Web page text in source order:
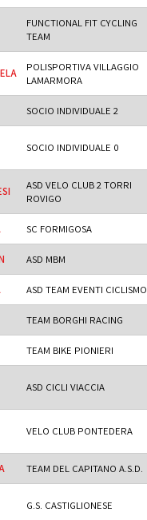
FUNCTIONAL FIT CYCLING
TEAM
POLISPORTIVA VILLAGGIO
LAMARMORA
SOCIO INDIVIDUALE 2
SOCIO INDIVIDUALE 0
ASD VELO CLUB 2 TORRI
ROVIGO
SC FORMIGOSA
ASD MBM
ASD TEAM EVENTI CICLISMO
TEAM BORGHI RACING
TEAM BIKE PIONIERI
ASD CICLI VIACCIA
VELO CLUB PONTEDERA
TEAM DEL CAPITANO A.S.D.
G.S. CASTIGLIONESE